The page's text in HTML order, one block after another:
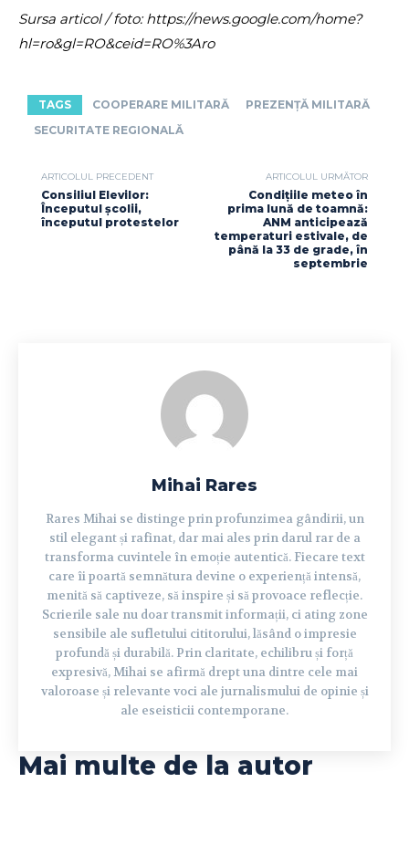
Sursa articol / foto: https://news.google.com/home?
hl=ro&gl=RO&ceid=RO%3Aro
TAGS COOPERARE MILITARĂ
PREZENȚĂ MILITARĂ
SECURITATE REGIONALĂ
ARTICOLUL PRECEDENT
Consiliul Elevilor:
Începutul școlii,
începutul protestelor
ARTICOLUL URMĂTOR
Condițiile meteo în
prima lună de toamnă:
ANM anticipează
temperaturi estivale, de
până la 33 de grade, în
septembrie
Mihai Rares
Rares Mihai se distinge prin profunzimea gândirii, un
stil elegant și rafinat, dar mai ales prin darul rar de a
transforma cuvintele în emoție autentică. Fiecare text
care îi poartă semnătura devine o experiență intensă,
menită să captiveze, să inspire și să provoace reflecție.
Scrierile sale nu doar transmit informații, ci ating zone
sensibile ale sufletului cititorului, lăsând o impresie
profundă și durabilă. Prin claritate, echilibru și forță
expresivă, Mihai se afirmă drept una dintre cele mai
valoroase și relevante voci ale jurnalismului de opinie și
ale eseisticii contemporane.
Mai multe de la autor